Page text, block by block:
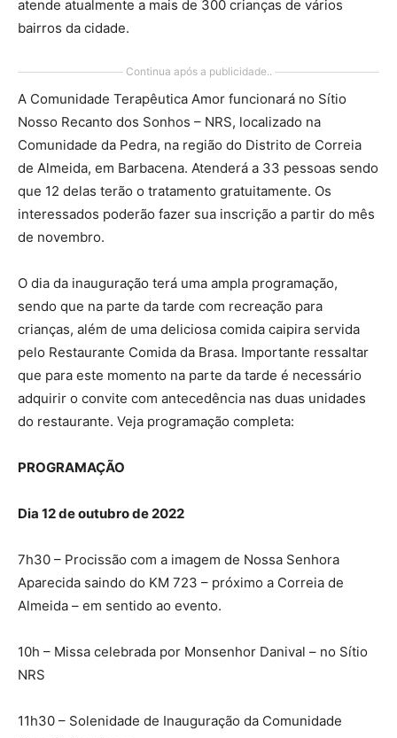
atende atualmente a mais de 300 crianças de vários
bairros da cidade.
Continua após a publicidade..
A Comunidade Terapêutica Amor funcionará no Sítio
Nosso Recanto dos Sonhos – NRS, localizado na
Comunidade da Pedra, na região do Distrito de Correia
de Almeida, em Barbacena. Atenderá a 33 pessoas sendo
que 12 delas terão o tratamento gratuitamente. Os
interessados poderão fazer sua inscrição a partir do mês
de novembro.
O dia da inauguração terá uma ampla programação,
sendo que na parte da tarde com recreação para
crianças, além de uma deliciosa comida caipira servida
pelo Restaurante Comida da Brasa. Importante ressaltar
que para este momento na parte da tarde é necessário
adquirir o convite com antecedência nas duas unidades
do restaurante. Veja programação completa:
PROGRAMAÇÃO
Dia 12 de outubro de 2022
7h30 – Procissão com a imagem de Nossa Senhora
Aparecida saindo do KM 723 – próximo a Correia de
Almeida – em sentido ao evento.
10h – Missa celebrada por Monsenhor Danival – no Sítio
NRS
11h30 – Solenidade de Inauguração da Comunidade